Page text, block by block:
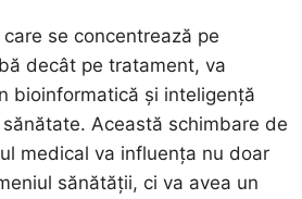
se concentrează pe
decât pe tratament, va
bioinformatică și inteligență
Această schimbare de
medical va influența nu doar
sănătății, ci va avea un